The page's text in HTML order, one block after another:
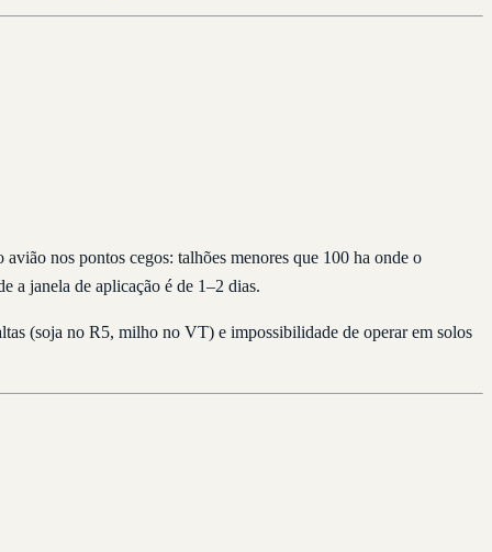
nos pontos cegos: talhões menores que 100 ha onde o
a janela de aplicação é de 1–2 dias.
(soja no R5, milho no VT) e impossibilidade de operar em solos